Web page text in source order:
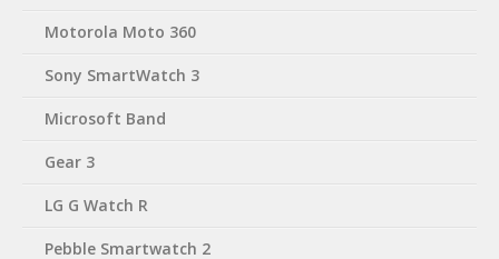
Motorola Moto 360
Sony SmartWatch 3
Microsoft Band
Gear 3
LG G Watch R
Pebble Smartwatch 2